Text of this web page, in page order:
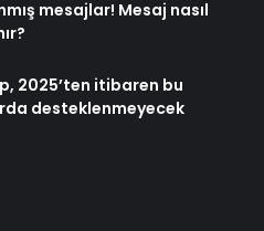
mesajlar! Mesaj nasıl
2025’ten itibaren bu
desteklenmeyecek